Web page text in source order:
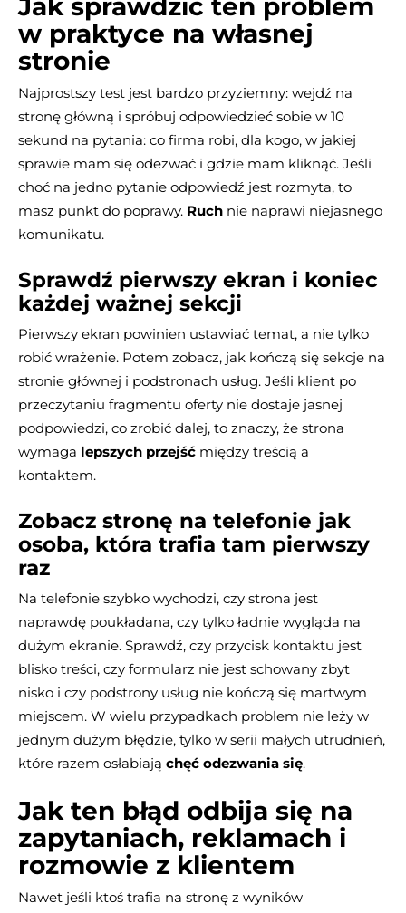
Jak sprawdzić ten problem
w praktyce na własnej
stronie
Najprostszy test jest bardzo przyziemny: wejdź na
stronę główną i spróbuj odpowiedzieć sobie w 10
sekund na pytania: co firma robi, dla kogo, w jakiej
sprawie mam się odezwać i gdzie mam kliknąć. Jeśli
choć na jedno pytanie odpowiedź jest rozmyta, to
masz punkt do poprawy. Ruch nie naprawi niejasnego
komunikatu.
Sprawdź pierwszy ekran i koniec
każdej ważnej sekcji
Pierwszy ekran powinien ustawiać temat, a nie tylko
robić wrażenie. Potem zobacz, jak kończą się sekcje na
stronie głównej i podstronach usług. Jeśli klient po
przeczytaniu fragmentu oferty nie dostaje jasnej
podpowiedzi, co zrobić dalej, to znaczy, że strona
wymaga lepszych przejść między treścią a
kontaktem.
Zobacz stronę na telefonie jak
osoba, która trafia tam pierwszy
raz
Na telefonie szybko wychodzi, czy strona jest
naprawdę poukładana, czy tylko ładnie wygląda na
dużym ekranie. Sprawdź, czy przycisk kontaktu jest
blisko treści, czy formularz nie jest schowany zbyt
nisko i czy podstrony usług nie kończą się martwym
miejscem. W wielu przypadkach problem nie leży w
jednym dużym błędzie, tylko w serii małych utrudnień,
które razem osłabiają chęć odezwania się.
Jak ten błąd odbija się na
zapytaniach, reklamach i
rozmowie z klientem
Nawet jeśli ktoś trafia na stronę z wyników